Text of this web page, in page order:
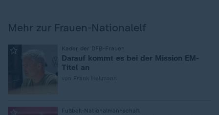
Mehr zur Frauen-Nationalelf
Kader der DFB-Frauen
Darauf kommt es bei der Mission EM-
Titel an
Fußball-Nationalmannschaft